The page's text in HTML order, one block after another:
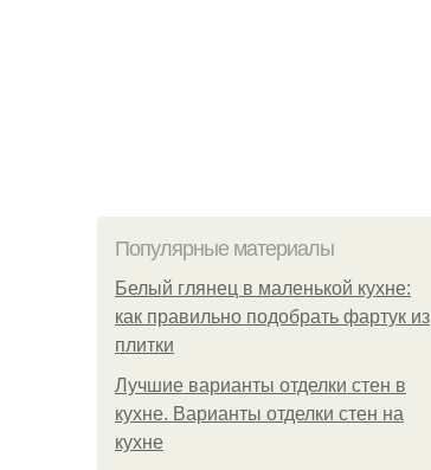
Популярные материалы
Белый глянец в маленькой кухне:
как правильно подобрать фартук из
плитки
Лучшие варианты отделки стен в
кухне. Варианты отделки стен на
кухне